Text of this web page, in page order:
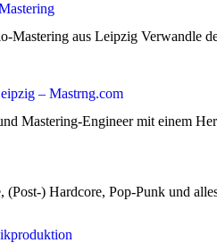
Mastering aus Leipzig Verwandle
– Mastrng.com
Mastering-Engineer mit einem
) Hardcore, Pop-Punk und